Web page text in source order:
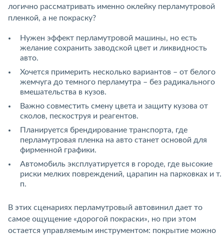
логично рассматривать именно оклейку перламутровой
пленкой, а не покраску?
Нужен эффект перламутровой машины, но есть
желание сохранить заводской цвет и ликвидность
авто.
Хочется примерить несколько вариантов – от белого
жемчуга до темного перламутра – без радикального
вмешательства в кузов.
Важно совместить смену цвета и защиту кузова от
сколов, пескоструя и реагентов.
Планируется брендирование транспорта, где
перламутровая пленка на авто станет основой для
фирменной графики.
Автомобиль эксплуатируется в городе, где высокие
риски мелких повреждений, царапин на парковках и т.
п.
В этих сценариях перламутровый автовинил дает то
самое ощущение «дорогой покраски», но при этом
остается управляемым инструментом: покрытие можно